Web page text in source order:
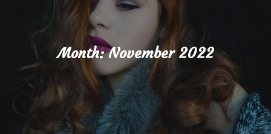
Month:November 2022